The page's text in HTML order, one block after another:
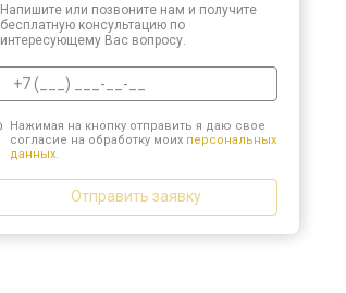
Напишите или позвоните нам и получите
бесплатную консультацию по
интересующему Вас вопросу.
Нажимая на кнопку отправить я даю свое
согласие на обработку моих персональных
данных.
Отправить заявку